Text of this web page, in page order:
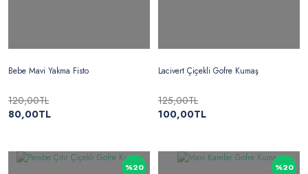
Bebe Mavi Yakma Fisto
120,00TL
80,00TL
Lacivert Çiçekli Gofre Kumaş
125,00TL
100,00TL
%20 %20